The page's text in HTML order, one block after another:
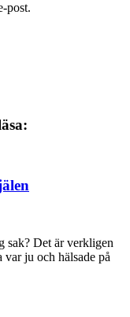
post.
sak? Det är verkligen
ju och hälsade på